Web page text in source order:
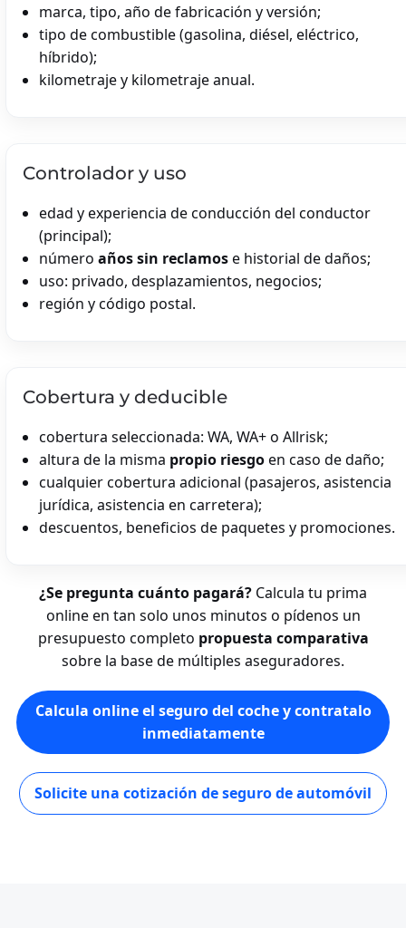
marca, tipo, año de fabricación y versión;
tipo de combustible (gasolina, diésel, eléctrico,
híbrido);
kilometraje y kilometraje anual.
Controlador y uso
edad y experiencia de conducción del conductor
(principal);
número años sin reclamose historial de daños;
uso: privado, desplazamientos, negocios;
región y código postal.
Cobertura y deducible
cobertura seleccionada: WA, WA+ o Allrisk;
altura de la misma propio riesgoen caso de daño;
cualquier cobertura adicional (pasajeros, asistencia
jurídica, asistencia en carretera);
descuentos, beneficios de paquetes y promociones.
¿Se pregunta cuánto pagará? Calcula tu prima
online en tan solo unos minutos o pídenos un
presupuesto completo propuesta comparativa
sobre la base de múltiples aseguradores.
Calcula online el seguro del coche y contratalo
inmediatamente
Solicite una cotización de seguro de automóvil